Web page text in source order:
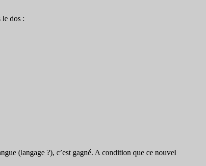
le dos :
(langage ?), c’est gagné. A condition que ce nouvel